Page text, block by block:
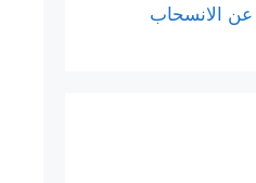
عن الانسحاب